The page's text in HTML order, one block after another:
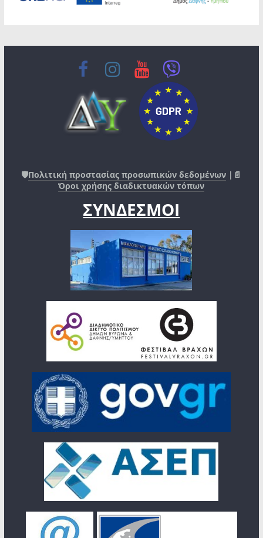
🛡️Πολιτική προστασίας προσωπικών δεδομένων |📄
Όροι χρήσης διαδικτυακών τόπων
ΣΥΝΔΕΣΜΟΙ